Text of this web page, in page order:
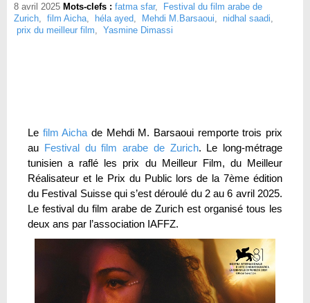
8 avril 2025 Mots-clefs : fatma sfar,
Festival du film arabe de
Zurich, film Aicha, héla ayed, Mehdi M.Barsaoui, nidhal saadi,
prix du meilleur film, Yasmine Dimassi
Le film Aicha de Mehdi M. Barsaoui remporte trois prix
au Festival du film arabe de Zurich. Le long-métrage
tunisien a raflé les prix du Meilleur Film, du Meilleur
Réalisateur et le Prix du Public lors de la 7ème édition
du Festival Suisse qui s’est déroulé du 2 au 6 avril 2025.
Le festival du film arabe de Zurich est organisé tous les
deux ans par l’association IAFFZ.